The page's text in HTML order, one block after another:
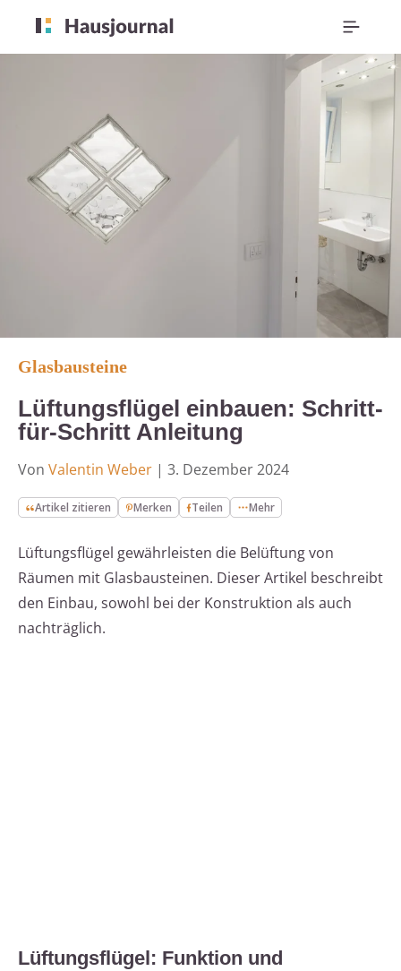
Glasbausteine
Lüftungsflügel einbauen: Schritt-
für-Schritt Anleitung
Von Valentin Weber | 3. Dezember 2024
Artikel zitieren Merken Teilen Mehr
Lüftungsflügel gewährleisten die Belüftung von
Räumen mit Glasbausteinen. Dieser Artikel beschreibt
den Einbau, sowohl bei der Konstruktion als auch
nachträglich.
Lüftungsflügel: Funktion und